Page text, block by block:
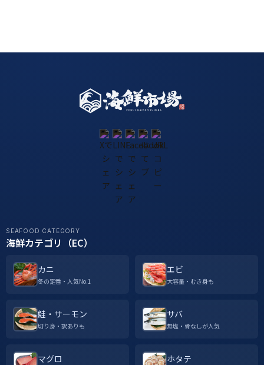
SEAFOOD CATEGORY
海鮮カテゴリ（EC）
カニ
冬の定番・人気No.1
エビ
大容量・むき身も
鮭・サーモン
切り身・訳ありも
サバ
無塩・骨なしが人気
マグロ ホタテ